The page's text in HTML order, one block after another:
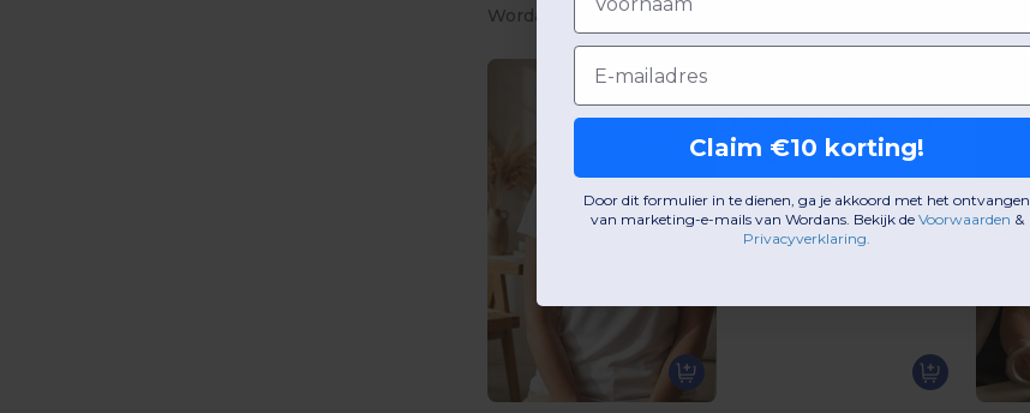
Wordans is jouw lokale
€3.46
SOL'S 03564
Epic Uniseks T Shirt Jersey Ronde Hals Getailleerd
+6 Kleuren
Email
Claim €10 korting!
Door dit formulier in te dienen, ga je akkoord met het ontvangen
van marketing-e-mails van Wordans. Bekijk de Voorwaarden &
Privacyverklaring.